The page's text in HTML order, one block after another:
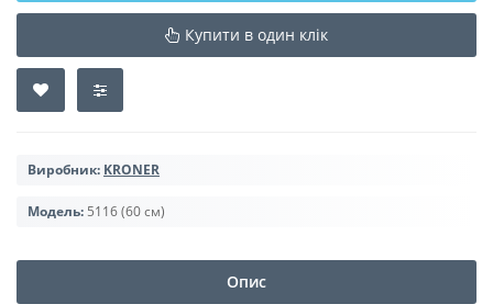
Купити в один клік
Виробник: KRONER
Модель: 5116 (60 см)
Опис